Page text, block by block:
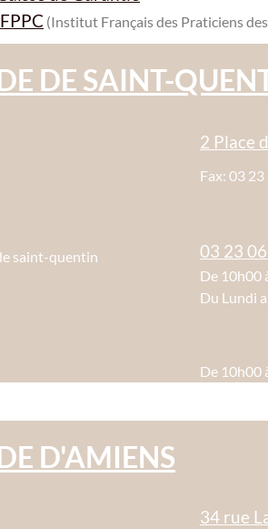
(Institut Français des Praticiens
DE SAINT-
2 Place
Fax: 03
03 23
De 10h00
Du Lundi
De 10h00
D'AMIENS
34 rue